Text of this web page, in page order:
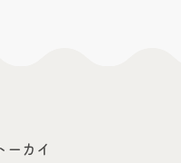
ーカイ